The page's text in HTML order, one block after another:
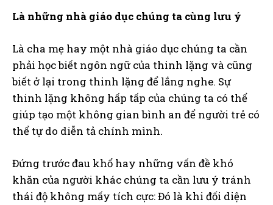
Là những nhà giáo dục chúng ta cùng lưu ý
Là cha mẹ hay một nhà giáo dục chúng ta cần
phải học biết ngôn ngữ của thinh lặng và cũng
biết ở lại trong thinh lặng để lắng nghe. Sự
thinh lặng không hấp tấp của chúng ta có thể
giúp tạo một không gian bình an để người trẻ có
thể tự do diễn tả chính mình.
Đứng trước đau khổ hay những vấn đề khó
khăn của người khác chúng ta cần lưu ý tránh
thái độ không mấy tích cực: Đó là khi đối diện